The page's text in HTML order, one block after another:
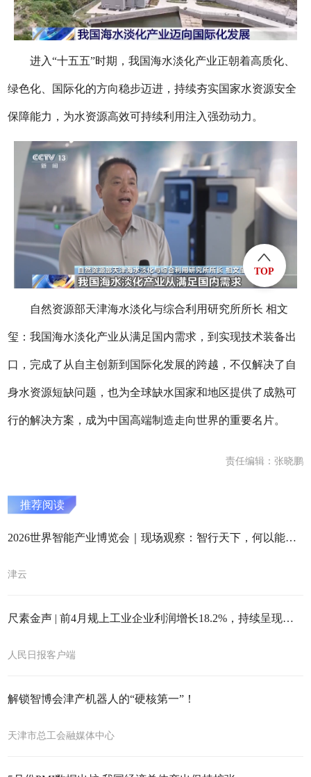
进入“十五五”时期，我国海水淡化产业正朝着高质化、
绿色化、国际化的方向稳步迈进，持续夯实国家水资源安全
保障能力，为水资源高效可持续利用注入强劲动力。
自然资源部天津海水淡化与综合利用研究所所长 相文
玺：我国海水淡化产业从满足国内需求，到实现技术装备出
口，完成了从自主创新到国际化发展的跨越，不仅解决了自
身水资源短缺问题，也为全球缺水国家和地区提供了成熟可
行的解决方案，成为中国高端制造走向世界的重要名片。
责任编辑：张晓鹏
推荐阅读
2026世界智能产业博览会｜现场观察：智行天下，何以能动未来
津云
尺素金声 | 前4月规上工业企业利润增长18.2%，持续呈现积极向好信号
人民日报客户端
解锁智博会津产机器人的“硬核第一”！
天津市总工会融媒体中心
TOP